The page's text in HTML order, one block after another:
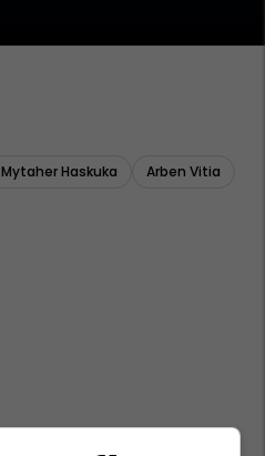
Mytaher Haskuka
Arben Vitia